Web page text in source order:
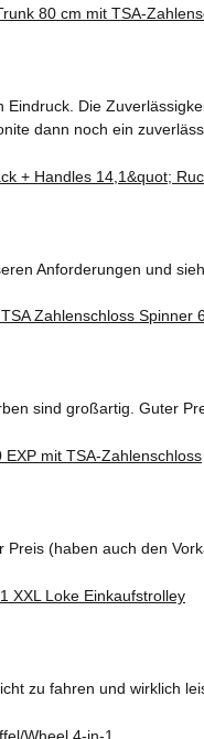
Eindruck. Die
dann noch ein
Anforderungen und
sind großartig. Guter
Preis (haben auch den
zu fahren und wirklich